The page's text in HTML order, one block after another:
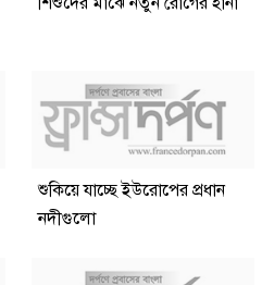
শুকিয়ে যাচ্ছে ইউরোপের প্রধান
নদীগুলো